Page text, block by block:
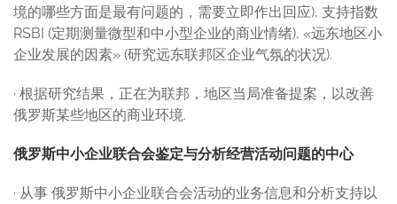
境的哪些方面是最有问题的，需要立即作出回应), 支持指数
RSBI (定期测量微型和中小型企业的商业情绪), «远东地区小
企业发展的因素» (研究远东联邦区企业气氛的状况).
· 根据研究结果，正在为联邦，地区当局准备提案，以改善
俄罗斯某些地区的商业环境.
俄罗斯中小企业联合会鉴定与分析经营活动问题的中心
· 从事 俄罗斯中小企业联合会活动的业务信息和分析支持以